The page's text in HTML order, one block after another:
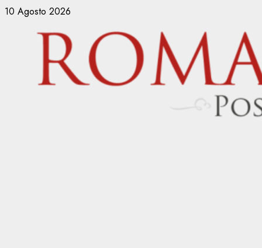
Vai
contenuto
10 Agosto 2026